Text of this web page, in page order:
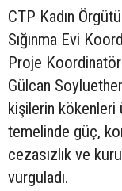
CTP Kadın
Sığınma Evi
Proje
Gülcan
kişilerin kökenleri
temelinde güç,
cezasızlık ve
vurguladı.